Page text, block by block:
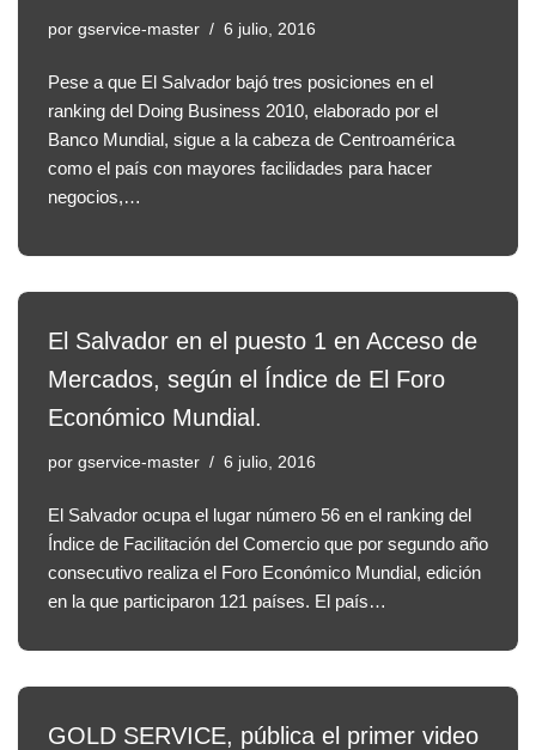
por gservice-master 6 julio, 2016
Pese a que El Salvador bajó tres posiciones en el
ranking del Doing Business 2010, elaborado por el
Banco Mundial, sigue a la cabeza de Centroamérica
como el país con mayores facilidades para hacer
negocios,…
El Salvador en el puesto 1 en Acceso de
Mercados, según el Índice de El Foro
Económico Mundial.
por gservice-master 6 julio, 2016
El Salvador ocupa el lugar número 56 en el ranking del
Índice de Facilitación del Comercio que por segundo año
consecutivo realiza el Foro Económico Mundial, edición
en la que participaron 121 países. El país…
GOLD SERVICE, pública el primer video